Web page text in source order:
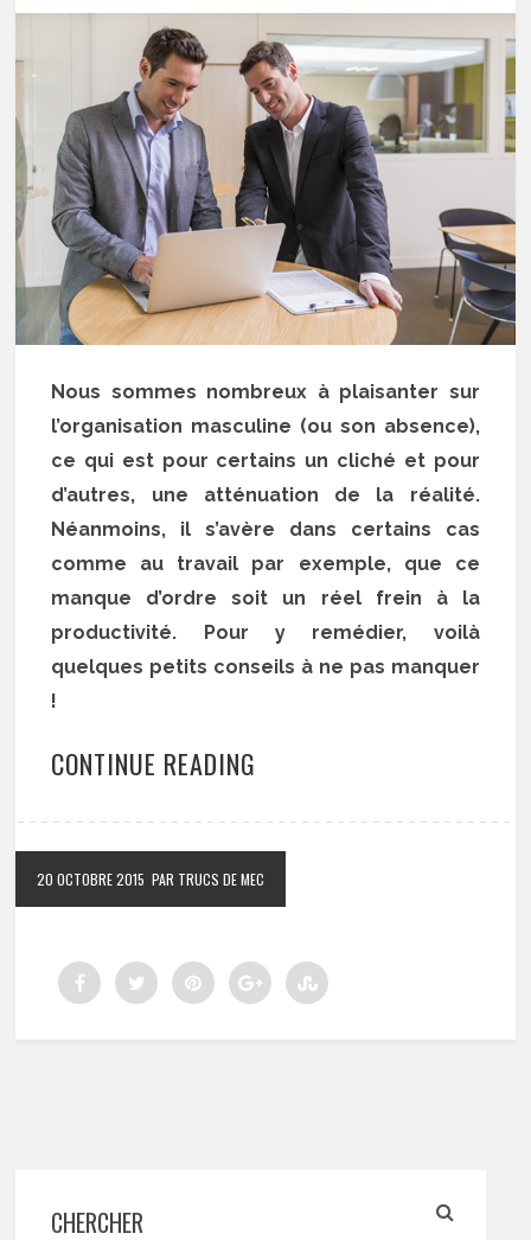
Nous sommes nombreux à plaisanter sur
l’organisation masculine (ou son absence),
ce qui est pour certains un cliché et pour
d’autres, une atténuation de la réalité.
Néanmoins, il s’avère dans certains cas
comme au travail par exemple, que ce
manque d’ordre soit un réel frein à la
productivité. Pour y remédier, voilà
quelques petits conseils à ne pas manquer
!
CONTINUE READING
20 OCTOBRE 2015 PAR TRUCS DE MEC
CHERCHER